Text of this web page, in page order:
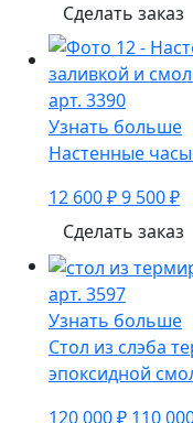
Сделать заказ
арт. 3390
Узнать больше
Настенные
12 600 ₽9 500 ₽
Сделать заказ
арт. 3597
Узнать больше
Стол из слэба
эпоксидной
120 000 ₽ 110